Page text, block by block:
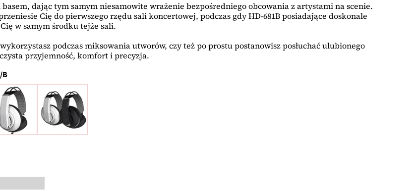
dając tym samym niesamowite wrażenie bezpośredniego obcowania z artystami na scenie.
Cię do pierwszego rzędu sali koncertowej, podczas gdy HD-681B posiadające doskonale
w samym środku tejże sali.
podczas miksowania utworów, czy też po prostu postanowisz posłuchać ulubionego
przyjemność, komfort i precyzja.
B